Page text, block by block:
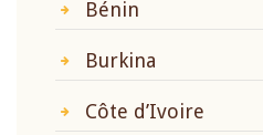
Bénin
Burkina
Côte d’Ivoire